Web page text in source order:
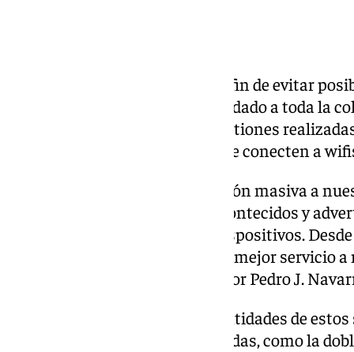
Debido a estos hechos, y con el fin de evitar
Médicos de Málaga ha recomendado a toda la
cada vez que se finalicen las gestiones
‘app’ Commálaga y que nunca se conecten a
«Hemos enviado una información masiva a
conocimiento de los hechos acontecidos y
medidas de seguridad en sus dispositivos.
cada día por ofrecer un mayor y mejor servicio
el presidente del colegio, el doctor Pedro J.
Tras la suplantación de las identidades de
Málaga ha implementado medidas, como la